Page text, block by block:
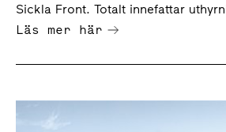
Sickla Front. Totalt innefattar
Läs mer här